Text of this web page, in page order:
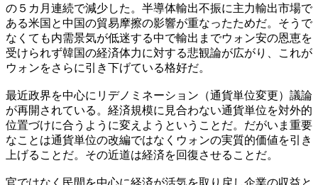
の５カ月連続で減少した。半導体輸出不振に主力輸出市場で
ある米国と中国の貿易摩擦の影響が重なったためだ。そうで
なくても内需景気が低迷する中で輸出までウォン安の恩恵を
受けられず韓国の経済体力に対する悲観論が広がり、これが
ウォンをさらに引き下げている格好だ。
最近政界を中心にリデノミネーション（通貨単位変更）議論
が再開されている。経済規模に見合わない通貨単位を対外的
位置づけに合うように変えようということだ。だがいま重要
なことは通貨単位の改編ではなくウォンの実質的価値を引き
上げることだ。その近道は経済を回復させることだ。
官ではなく民間を中心に経済が活気を取り戻し企業の収益と